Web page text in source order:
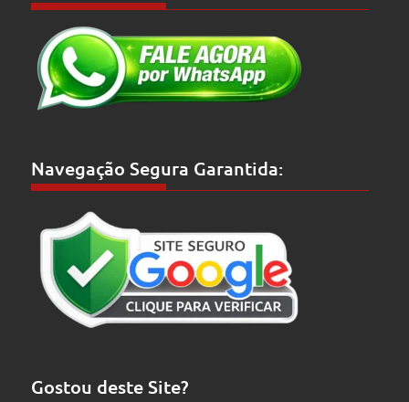
Navegação Segura Garantida:
Gostou deste Site?